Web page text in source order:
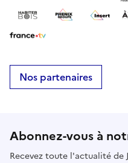
Nos partenaires
Abonnez-vous à
Recevez toute l'actualité de